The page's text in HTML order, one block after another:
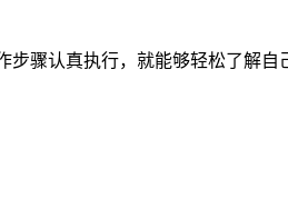
骤认真执行，就能够轻松了解